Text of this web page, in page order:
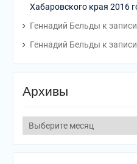
Хабаровского края 2016
Геннадий Бельды к записи
Геннадий Бельды к записи
Архивы